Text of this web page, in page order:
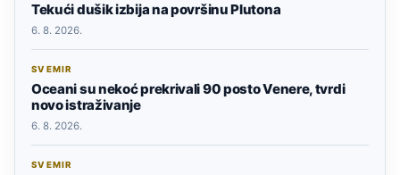
Tekući dušik izbija na površinu Plutona
6. 8. 2026.
SVEMIR
Oceani su nekoć prekrivali 90 posto Venere, tvrdi
novo istraživanje
6. 8. 2026.
SVEMIR